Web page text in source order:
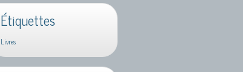
Étiquettes
Livres